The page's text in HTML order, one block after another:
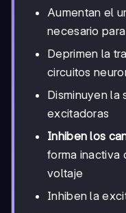
Aumentan el
necesario
Deprimen la
circuitos
Disminuyen la
excitadoras
Inhiben los
forma inactiva
voltaje
Inhiben la